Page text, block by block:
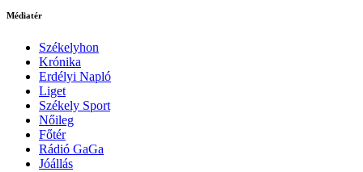
Médiatér
Székelyhon
Krónika
Erdélyi Napló
Liget
Székely Sport
Nőileg
Főtér
Rádió GaGa
Jóállás